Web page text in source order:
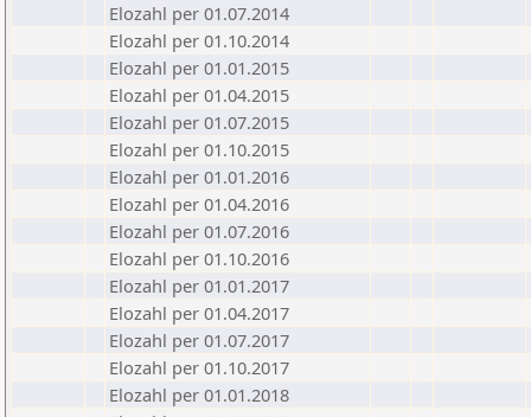
Elozahl per 01.07.2014
Elozahl per 01.10.2014
Elozahl per 01.01.2015
Elozahl per 01.04.2015
Elozahl per 01.07.2015
Elozahl per 01.10.2015
Elozahl per 01.01.2016
Elozahl per 01.04.2016
Elozahl per 01.07.2016
Elozahl per 01.10.2016
Elozahl per 01.01.2017
Elozahl per 01.04.2017
Elozahl per 01.07.2017
Elozahl per 01.10.2017
Elozahl per 01.01.2018